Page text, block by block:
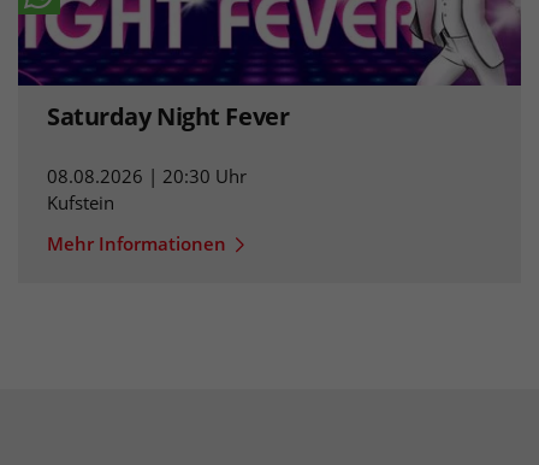
Saturday Night Fever
08.08.2026 | 20:30 Uhr
Kufstein
Mehr Informationen